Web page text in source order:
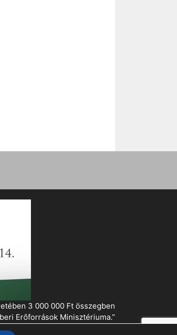
3 000 000 Ft összegben
Erőforrások Minisztériuma.”